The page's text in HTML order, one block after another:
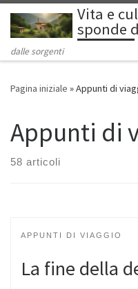
Passa al contenuto
Vita e
sponde
dalle sorgenti
Pagina iniziale »Appunti di
Appunti di
58 articoli
APPUNTI DI VIAGGIO
La fine della